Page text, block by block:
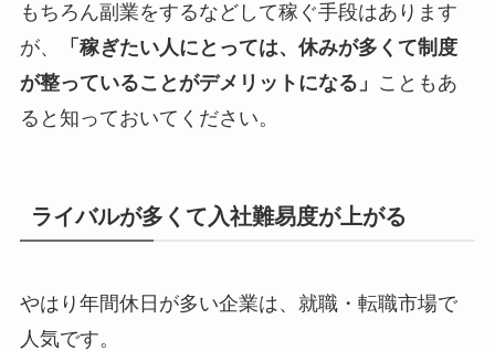
もちろん副業をするなどして稼ぐ手段はあります
が、
「稼ぎたい人にとっては、休みが多くて制度
が整っていることがデメリットになる」 こともあ
ると知っておいてください。
ライバルが多くて入社難易度が上がる
やはり年間休日が多い企業は、就職・転職市場で
人気です。